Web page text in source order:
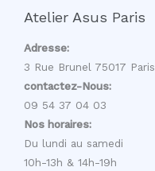
Atelier Asus Paris
Adresse:
3 Rue Brunel 75017 Paris
contactez-Nous:
09 54 37 04 03
Nos horaires:
Du lundi au samedi
10h-13h & 14h-19h